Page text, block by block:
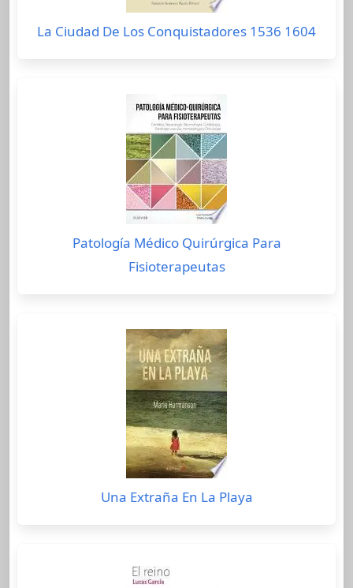
La Ciudad De Los Conquistadores 1536 1604
Patología Médico Quirúrgica Para
Fisioterapeutas
Una Extraña En La Playa